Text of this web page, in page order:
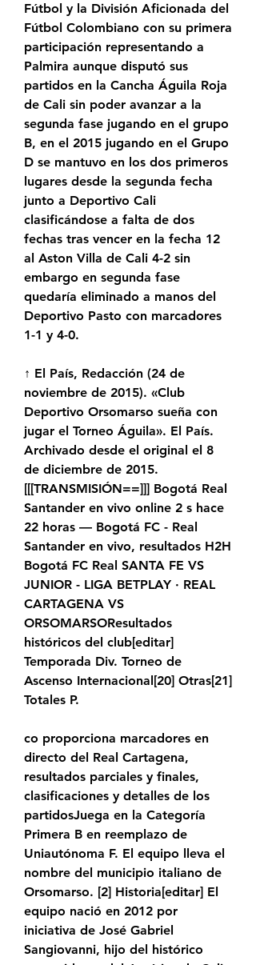
Fútbol y la División Aficionada del
Fútbol Colombiano con su primera
participación representando a
Palmira aunque disputó sus
partidos en la Cancha Águila Roja
de Cali sin poder avanzar a la
segunda fase jugando en el grupo
B, en el 2015 jugando en el Grupo
D se mantuvo en los dos primeros
lugares desde la segunda fecha
junto a Deportivo Cali
clasificándose a falta de dos
fechas tras vencer en la fecha 12
al Aston Villa de Cali 4-2 sin
embargo en segunda fase
quedaría eliminado a manos del
Deportivo Pasto con marcadores
1-1 y 4-0.
↑ El País, Redacción (24 de
noviembre de 2015). «Club
Deportivo Orsomarso sueña con
jugar el Torneo Águila». El País.
Archivado desde el original el 8
de diciembre de 2015.
[[[TRANSMISIÓN==]]] Bogotá Real
Santander en vivo online 2 s hace
22 horas — Bogotá FC - Real
Santander en vivo, resultados H2H
Bogotá FC Real SANTA FE VS
JUNIOR - LIGA BETPLAY · REAL
CARTAGENA VS
ORSOMARSOResultados
históricos del club[editar]
Temporada Div. Torneo de
Ascenso Internacional[20]​ Otras[21]​
Totales P.
co proporciona marcadores en
directo del Real Cartagena,
resultados parciales y finales,
clasificaciones y detalles de los
partidosJuega en la Categoría
Primera B en reemplazo de
Uniautónoma F. El equipo lleva el
nombre del municipio italiano de
Orsomarso. [2]​ Historia[editar] El
equipo nació en 2012 por
iniciativa de José Gabriel
Sangiovanni, hijo del histórico